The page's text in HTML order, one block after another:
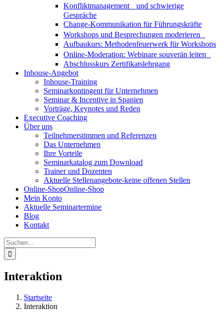
Konfliktmanagement und schwierige
Gespräche
Change-Kommunikation für Führungskräfte
Workshops und Besprechungen moderieren
Aufbaukurs: Methodenfeuerwerk für Workshops
Online-Moderation: Webinare souverän leiten
Abschlusskurs Zertifikatslehrgang
Inhouse-Angebot
Inhouse-Training
Seminarkontingent für Unternehmen
Seminar & Incentive in Spanien
Vorträge, Keynotes und Reden
Executive Coaching
Über uns
Teilnehmerstimmen und Referenzen
Das Unternehmen
Ihre Vorteile
Seminarkatalog zum Download
Trainer und Dozenten
Aktuelle Stellenangebote-keine offenen Stellen
Online-ShopOnline-Shop
Mein Konto
Aktuelle Seminartermine
Blog
Kontakt
Suche
nach:
Interaktion
Startseite
Interaktion